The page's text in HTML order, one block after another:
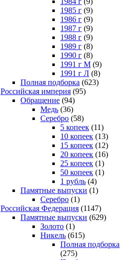
1985 г (9)
1986 г (9)
1987 г (9)
1988 г (9)
1989 г (8)
1990 г (8)
1991 г М (9)
1991 г Л (8)
Полная подборка (623)
Российская империя (95)
Обращение (94)
Медь (36)
Серебро (58)
5 копеек (11)
10 копеек (13)
15 копеек (12)
20 копеек (16)
25 копеек (1)
50 копеек (1)
1 рубль (4)
Памятные выпуски (1)
Серебро (1)
Российская Федерация (1147)
Памятные выпуски (629)
Золото (1)
Никель (615)
Полная подборка
(275)